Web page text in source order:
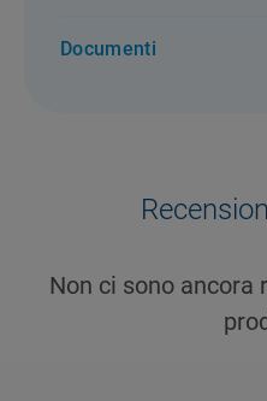
Documenti
Non ci sono ancora